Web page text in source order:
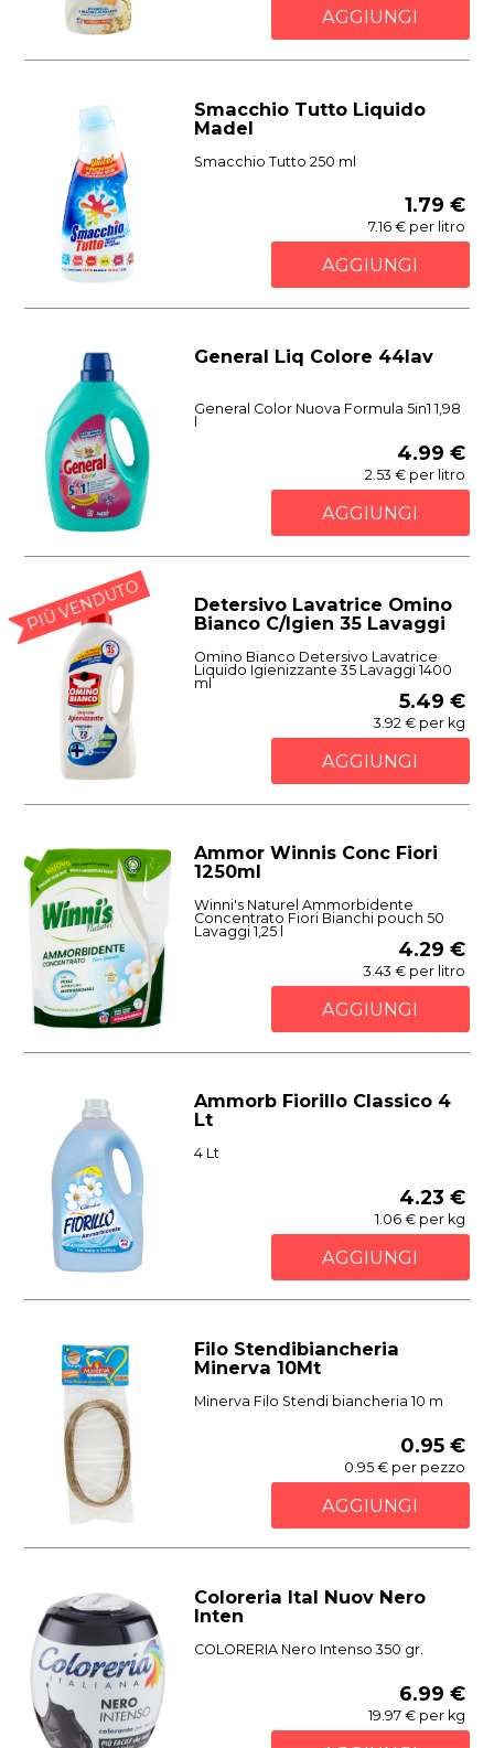
AGGIUNGI
Smacchio Tutto Liquido
Madel
Smacchio Tutto 250 ml
1.79 €
7.16 € per litro
AGGIUNGI
General Liq Colore 44lav
General Color Nuova Formula 5in1 1,98
4.99 €
2.53 € per litro
AGGIUNGI
PIÙ VENDUTO
Detersivo Lavatrice Omino
Bianco C/Igien 35 Lavaggi
Omino Bianco Detersivo Lavatrice
Liquido Igienizzante 35 Lavaggi 1400
ml
5.49 €
3.92 € per kg
AGGIUNGI
Ammor Winnis Conc Fiori
1250ml
Winni's Naturel Ammorbidente
Concentrato Fiori Bianchi pouch 50
Lavaggi 1,25 l
4.29 €
3.43 € per litro
AGGIUNGI
Ammorb Fiorillo Classico 4
Lt
4 Lt
4.23 €
1.06 € per kg
AGGIUNGI
Filo Stendibiancheria
Minerva 10Mt
Minerva Filo Stendi biancheria 10 m
0.95 €
0.95 € per pezzo
AGGIUNGI
Coloreria Ital Nuov Nero
Inten
COLORERIA Nero Intenso 350 gr.
6.99 €
19.97 € per kg